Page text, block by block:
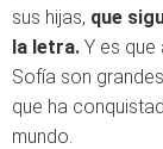
sus hijas, que
la letra. Y es que
Sofía son
que ha
mundo.